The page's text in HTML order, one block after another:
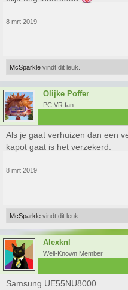
8 mrt 2019
McSparkle vindt dit leuk.
Olijke Poffer
PC VR fan.
Als je gaat verhuizen dan een
kapot gaat is het verzekerd.
8 mrt 2019
McSparkle vindt dit leuk.
Alexknl
Well-Known Member
Samsung UE55NU8000